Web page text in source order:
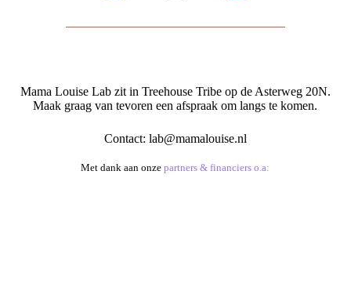
Mama Louise Lab zit in Treehouse Tribe op de Asterweg 20N.
Maak graag van tevoren een afspraak om langs te komen.
Contact: lab@mamalouise.nl
Met dank aan onzepartners & financiers o.a: